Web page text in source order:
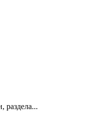
раздела...